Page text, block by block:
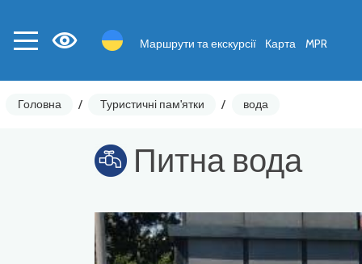
Маршрути та екскурсії Карта MPR
Головна / Туристичні пам'ятки / вода
Питна вода